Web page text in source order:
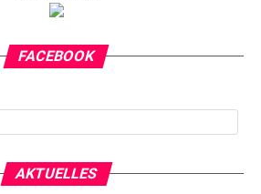
FACEBOOK
AKTUELLES